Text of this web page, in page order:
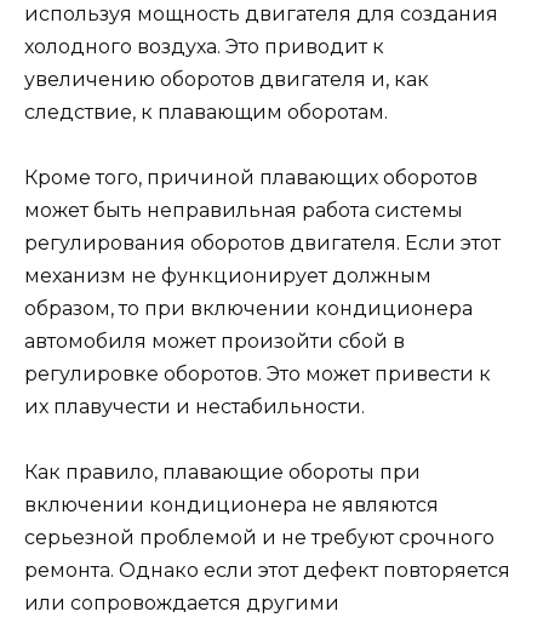
используя мощность двигателя для создания
холодного воздуха. Это приводит к
увеличению оборотов двигателя и, как
следствие, к плавающим оборотам.
Кроме того, причиной плавающих оборотов
может быть неправильная работа системы
регулирования оборотов двигателя. Если этот
механизм не функционирует должным
образом, то при включении кондиционера
автомобиля может произойти сбой в
регулировке оборотов. Это может привести к
их плавучести и нестабильности.
Как правило, плавающие обороты при
включении кондиционера не являются
серьезной проблемой и не требуют срочного
ремонта. Однако если этот дефект повторяется
или сопровождается другими